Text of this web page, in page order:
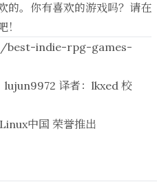
的。你有喜欢的游戏吗？请在
indie-rpg-games-
lujun9972 译者： lkxed 校
Linux中国 荣誉推出